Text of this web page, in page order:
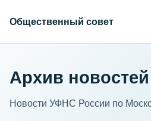
Общественный совет
Архив новостей
Новости УФНС России по